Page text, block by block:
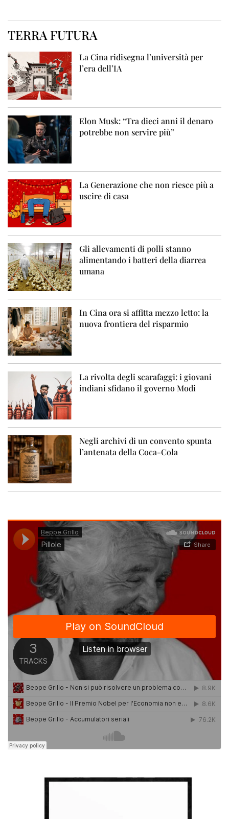
TERRA FUTURA
La Cina ridisegna l’università per
l’era dell’IA
Elon Musk: “Tra dieci anni il denaro
potrebbe non servire più”
La Generazione che non riesce più a
uscire di casa
Gli allevamenti di polli stanno
alimentando i batteri della diarrea
umana
In Cina ora si affitta mezzo letto: la
nuova frontiera del risparmio
La rivolta degli scarafaggi: i giovani
indiani sfidano il governo Modi
Negli archivi di un convento spunta
l’antenata della Coca-Cola